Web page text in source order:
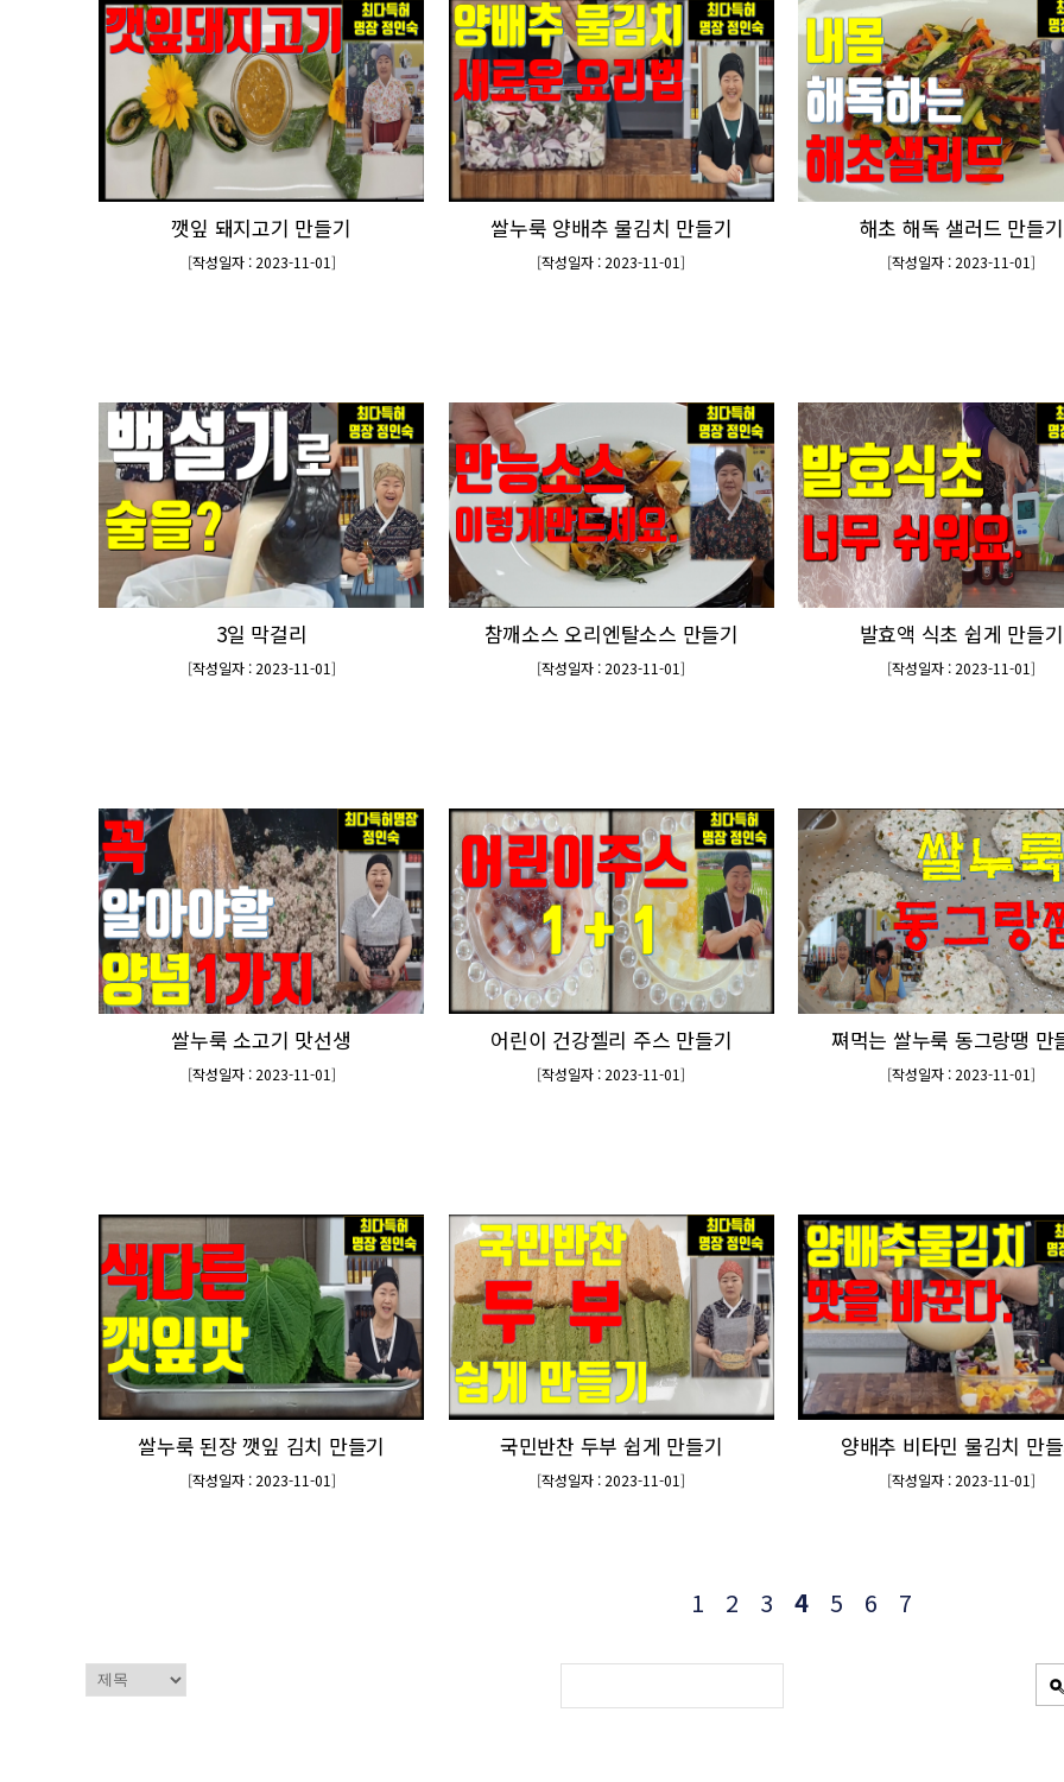
깻잎 돼지고기 만들기
[작성일자 : 2023-11-01]
쌀누룩 양배추 물김치 만들기
[작성일자 : 2023-11-01]
해초 해독 샐러드 만들기
[작성일자 : 2023-11-01]
3일 막걸리
[작성일자 : 2023-11-01]
참깨소스 오리엔탈소스 만들기
[작성일자 : 2023-11-01]
발효액 식초 쉽게 만들기
[작성일자 : 2023-11-01]
쌀누룩 소고기 맛선생
[작성일자 : 2023-11-01]
어린이 건강젤리 주스 만들기
[작성일자 : 2023-11-01]
쪄먹는 쌀누룩 동그랑땡 만
[작성일자 : 2023-11-01]
쌀누룩 된장 깻잎 김치 만들기
[작성일자 : 2023-11-01]
국민반찬 두부 쉽게 만들기
[작성일자 : 2023-11-01]
양배추 비타민 물김치 만
[작성일자 : 2023-11-01]
1 2 3 4 5 6 7